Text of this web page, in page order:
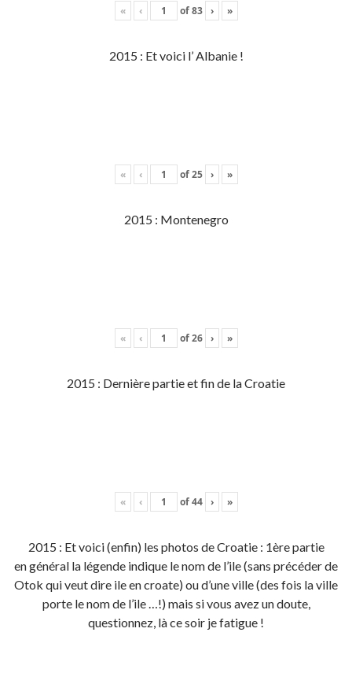
« ‹ of83 › »
2015 : Et voici l’ Albanie !
« ‹ of25 › »
2015 : Montenegro
« ‹ of26 › »
2015 : Dernière partie et fin de la Croatie
« ‹ of44 › »
2015 : Et voici (enfin) les photos de Croatie : 1ère partie
en général la légende indique le nom de l’ile (sans précéder de
Otok qui veut dire ile en croate) ou d’une ville (des fois la ville
porte le nom de l’ile …!) mais si vous avez un doute,
questionnez, là ce soir je fatigue !